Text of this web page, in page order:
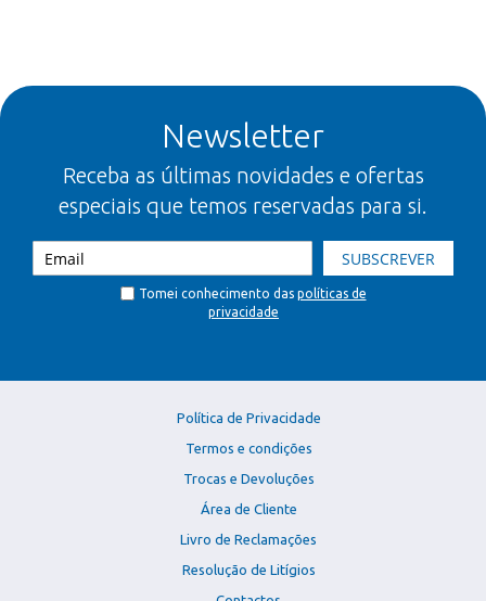
Newsletter
Receba as últimas novidades e ofertas
especiais que temos reservadas para si.
SUBSCREVER
Tomei conhecimento das políticas de
privacidade
Política de Privacidade
Termos e condições
Trocas e Devoluções
Área de Cliente
Livro de Reclamações
Resolução de Litígios